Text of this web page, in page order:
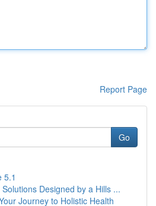
Report Page
Go
5.1
Designed by a Hills ...
Journey to Holistic Health